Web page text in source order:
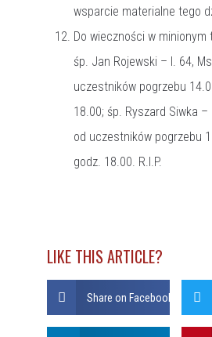
wsparcie materialne tego
Do wieczności w minionym
śp. Jan Rojewski – l. 64,
uczestników pogrzebu
18.00; śp. Ryszard Siwka –
od uczestników pogrzebu
godz. 18.00. R.I.P.
LIKE THIS ARTICLE?
Share on Facebook